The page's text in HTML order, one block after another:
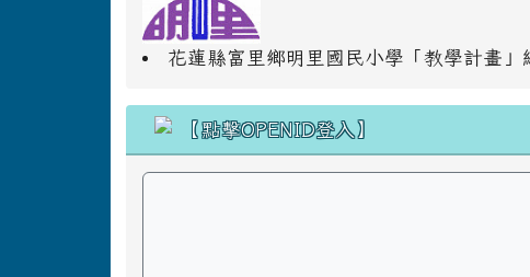
花蓮縣富里鄉明里國民小學「教學計畫」